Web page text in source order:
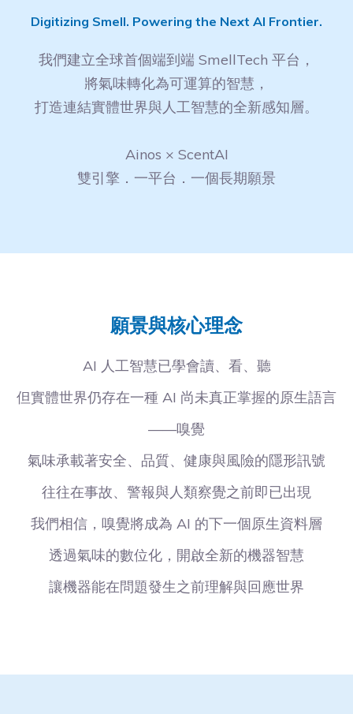
Digitizing Smell. Powering the Next AI Frontier.
我們建立全球首個端到端 SmellTech 平台，
將氣味轉化為可運算的智慧，
打造連結實體世界與人工智慧的全新感知層。
Ainos × ScentAI
雙引擎．一平台．一個長期願景
願景與核心理念
AI 人工智慧已學會讀、看、聽
但實體世界仍存在一種 AI 尚未真正掌握的原生語言
——嗅覺
氣味承載著安全、品質、健康與風險的隱形訊號
往往在事故、警報與人類察覺之前即已出現
我們相信，嗅覺將成為 AI 的下一個原生資料層
透過氣味的數位化，開啟全新的機器智慧
讓機器能在問題發生之前理解與回應世界